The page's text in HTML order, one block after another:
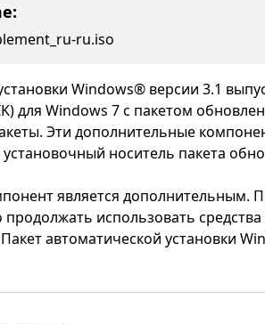
ru.iso
Windows® версии 3.1
для Windows 7 с пакетом
Эти дополнительные
носитель пакета
является дополнительным.
использовать
автоматической установки